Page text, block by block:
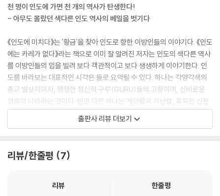
바스코 다 가마 일행은 자모린에게 그들이 가져온 선물을 주었다. 그러나
병, 구리로 만든 대야, 산호 목걸이 등 하찮은 것들이었다. "가난한 상인도
그보다 나은 선물을 바칠 것이다!" 포르투갈인이 가져온 선물을 알고는 모
두 실망했다. 어떤 이는 그런 선물을 가져온 포르투갈인의 행동을 왕에 대
한 모욕으로 여겼다. 중국의 과학과 문명에 대해 글을 쓴 조지프 니덤은 "동
양과 서양의 격차는 1498년에 이루어진 바스코 다 가마의 첫 캘리컷 방문
으로 여실히 증명되었다. 그는 옷감, 모자, 설탕, 오일 등의 여러 가지 물건
을 보여주었다. (…) 왕은 그것을 보고 웃음을 터뜨렸다"고 적었다. 캘리컷
이 무역으로 부를 누렸음은 부정할 수 없는 사실이었다.
게 알리지 않고 금욕을 선언한 간디에게 아름다운 미라는 '가까이 하기엔
천 명이 인도에 가면 천 개의 역사가 탄생한다!
- 아무도 몰랐던 색다른 인도 역사의 베일을 벗기다
《인도에 미치다》는 '황금'을 찾아 인도로 향한 이방인들의 이야기다. 《인도
에는 카레가 없다》라는 책으로 이미 잘 알려진 저자는 인도의 색다른 역사
를 이방인들의 입을 빌려 보다 객관적이고 보다 생생하게 이야기한다. 인
도를 바라보는 대표적인 시각은 둘로 요약될 수 있다. 하나는 각양각색의
종교 발상지이자, 쟁쟁한 정신적 구루(GURU)들의 고향이며, 신비로운
영혼의 나라라는 것이다. 반면 다른 하나는 게으름과 가난함, 혹독한 신분
제도 등으로 인해 세속적이고 역사의식이 희박한 나라로 얕잡아보는 견해
가 있다. 하지만 역사적으로 인도는 화려한 고대 문명의 발상지일 뿐만 아
우리나라 최초의 인도사 박사이며, 이 책의 저자인 이옥순은 '명상의 나라,
안 인도는 헤겔의 이야기를 빌어 '역사 없는 인도'라는 오명을 안고 살아왔
출판사 리뷰 더보기
리뷰/한줄평 7
리뷰
한줄평